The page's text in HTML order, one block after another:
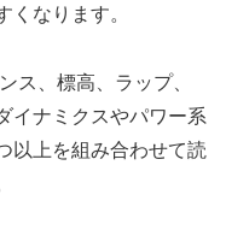
くなります。
ス、標高、ラップ、
イナミクスやパワー系
以上を組み合わせて読